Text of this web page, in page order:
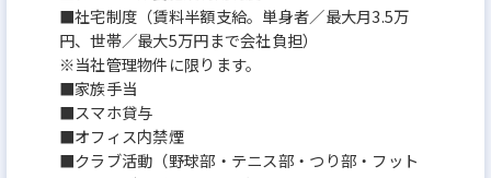
■社宅制度（賃料半額支給。単身者／最大月3.5万
円、世帯／最大5万円まで会社負担）
※当社管理物件に限ります。
■家族手当
■スマホ貸与
■オフィス内禁煙
■クラブ活動（野球部・テニス部・つり部・フット